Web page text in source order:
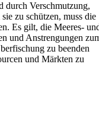
durch Verschmutzung,
zu schützen, muss die
Es gilt, die Meeres-
und Anstrengungen
zu beenden
und Märkten zu